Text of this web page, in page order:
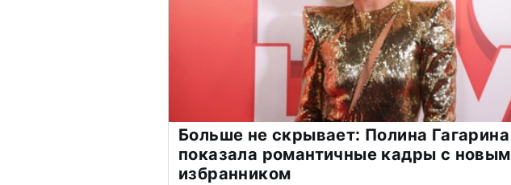
Больше не скрывает: Полина Гагарина
показала романтичные кадры с новым
избранником